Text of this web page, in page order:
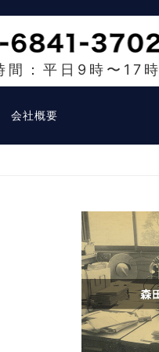
間：平日9時〜17時
会社概要